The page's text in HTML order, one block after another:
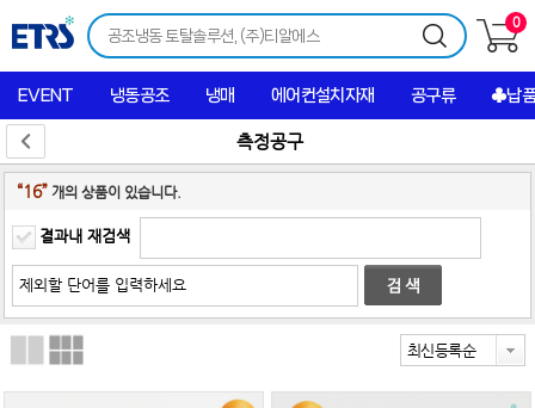
0
EVENT 냉동공조 냉매 에어컨설치자재 공구류 ♣납
측정공구
“16” 개의 상품이 있습니다.
결과내 재검색
최신등록순